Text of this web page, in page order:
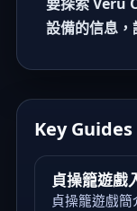
設備的信息
Key Guides
貞操籠遊戲
貞操籠遊戲